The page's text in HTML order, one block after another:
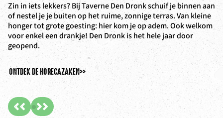
Zin in iets lekkers? Bij Taverne Den Dronk schuif je binnen aan
of nestel je je buiten op het ruime, zonnige terras. Van kleine
honger tot grote goesting: hier kom je op adem. Ook welkom
voor enkel een drankje! Den Dronk is het hele jaar door
geopend.
ONTDEK DE HORECAZAKEN>>